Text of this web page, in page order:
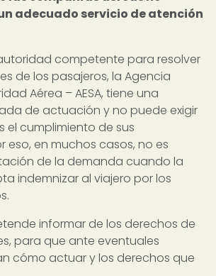
adecuado servicio de atención
competente para resolver
de los pasajeros, la Agencia
Aérea – AESA, tiene una
de actuación y no puede exigir
el cumplimiento de sus
eso, en muchos casos, no es
de la demanda cuando la
indemnizar al viajero por los
informar de los derechos de
para que ante eventuales
cómo actuar y los derechos que